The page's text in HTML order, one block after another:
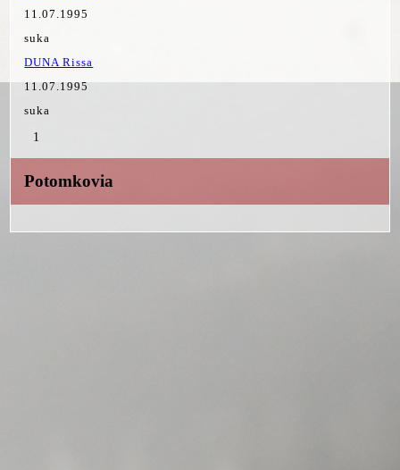
11.07.1995
suka
DUNA Rissa
11.07.1995
suka
1
Potomkovia